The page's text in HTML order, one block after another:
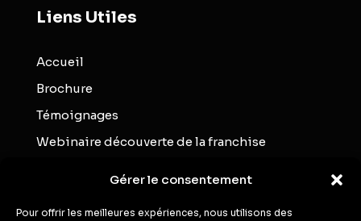
Gérer le consentement
Pour offrir les meilleures expériences, nous utilisons des
Liens Utiles
Accueil
Brochure
Témoignages
Webinaire découverte de la franchise